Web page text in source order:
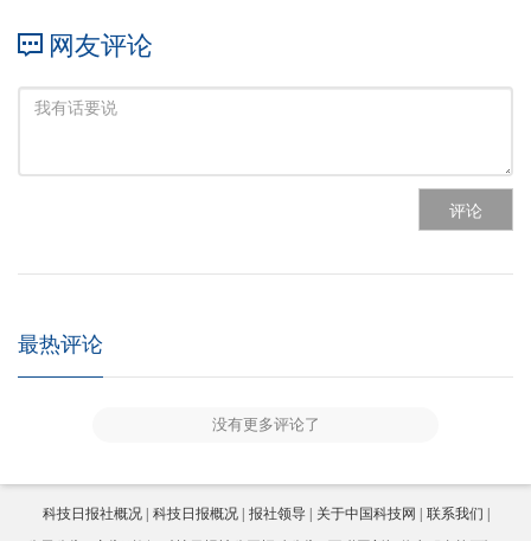
网友评论
评论
最热评论
没有更多评论了
科技日报社概况 科技日报概况 报社领导 关于中国科技网
联系我们